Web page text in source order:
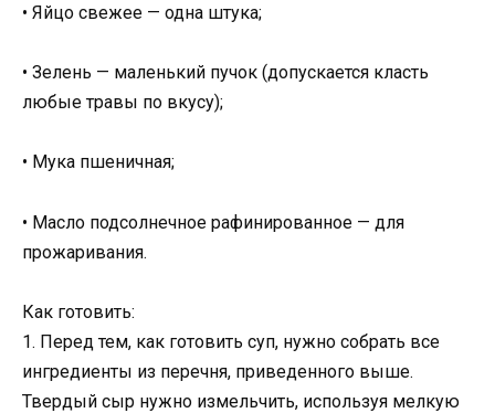
• Яйцо свежее — одна штука;
• Зелень — маленький пучок (допускается класть
любые травы по вкусу);
• Мука пшеничная;
• Масло подсолнечное рафинированное — для
прожаривания.
Как готовить:
1. Перед тем, как готовить суп, нужно собрать все
ингредиенты из перечня, приведенного выше.
Твердый сыр нужно измельчить, используя мелкую